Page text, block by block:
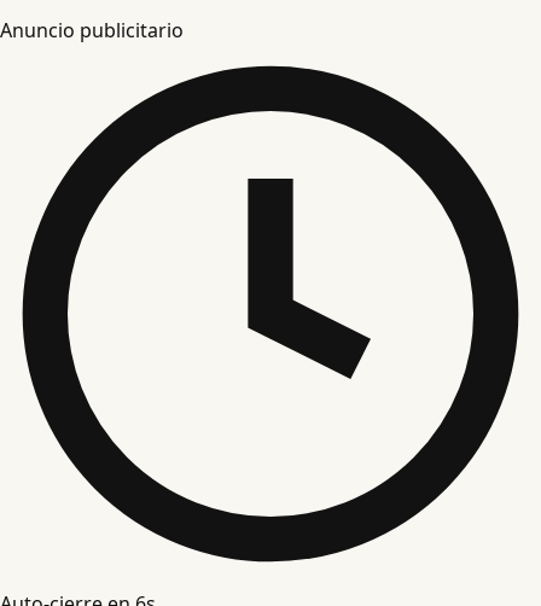
Anuncio publicitario